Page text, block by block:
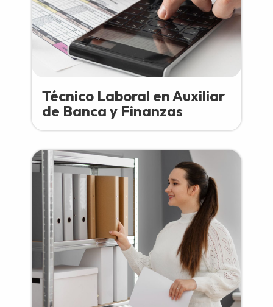
Técnico Laboral en Auxiliar
de Banca y Finanzas